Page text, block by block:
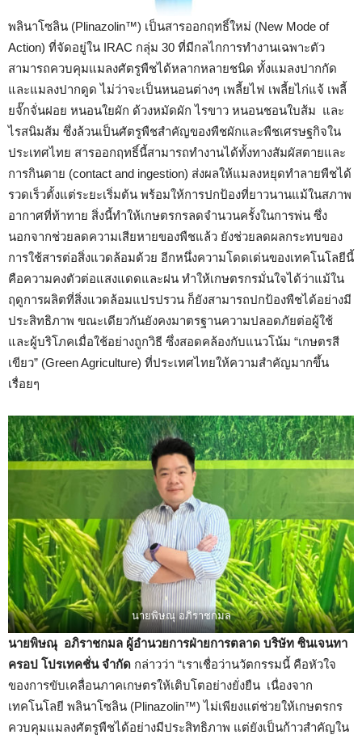
พลินาโซลิน (Plinazolin™) เป็นสารออกฤทธิ์ใหม่ (New Mode of
Action) ที่จัดอยู่ใน IRAC กลุ่ม 30 ที่มีกลไกการทำงานเฉพาะตัว
สามารถควบคุมแมลงศัตรูพืชได้หลากหลายชนิด ทั้งแมลงปากกัด
และแมลงปากดูด ไม่ว่าจะเป็นหนอนต่างๆ เพลี้ยไฟ เพลี้ยไก่แจ้ เพลี้
ยจั๊กจั่นฝอย หนอนใยผัก ด้วงหมัดผัก ไรขาว หนอนชอนใบส้ม และ
ไรสนิมส้ม ซึ่งล้วนเป็นศัตรูพืชสำคัญของพืชผักและพืชเศรษฐกิจใน
ประเทศไทย สารออกฤทธิ์นี้สามารถทำงานได้ทั้งทางสัมผัสตายและ
การกินตาย (contact and ingestion) ส่งผลให้แมลงหยุดทำลายพืชได้
รวดเร็วตั้งแต่ระยะเริ่มต้น พร้อมให้การปกป้องที่ยาวนานแม้ในสภาพ
อากาศที่ท้าทาย สิ่งนี้ทำให้เกษตรกรลดจำนวนครั้งในการพ่น ซึ่ง
นอกจากช่วยลดความเสียหายของพืชแล้ว ยังช่วยลดผลกระทบของ
การใช้สารต่อสิ่งแวดล้อมด้วย อีกหนึ่งความโดดเด่นของเทคโนโลยีนี้
คือความคงตัวต่อแสงแดดและฝน ทำให้เกษตรกรมั่นใจได้ว่าแม้ใน
ฤดูการผลิตที่สิ่งแวดล้อมแปรปรวน ก็ยังสามารถปกป้องพืชได้อย่างมี
ประสิทธิภาพ ขณะเดียวกันยังคงมาตรฐานความปลอดภัยต่อผู้ใช้
และผู้บริโภคเมื่อใช้อย่างถูกวิธี ซึ่งสอดคล้องกับแนวโน้ม “เกษตรสี
เขียว” (Green Agriculture) ที่ประเทศไทยให้ความสำคัญมากขึ้น
เรื่อยๆ
นายพิษณุ อภิราชกมล
นายพิษณุ อภิราชกมล ผู้อำนวยการฝ่ายการตลาด บริษัท ซินเจนทา
ครอป โปรเทคชั่น จํากัด กล่าวว่า “เราเชื่อว่านวัตกรรมนี้ คือหัวใจ
ของการขับเคลื่อนภาคเกษตรให้เติบโตอย่างยั่งยืน เนื่องจาก
เทคโนโลยี พลินาโซลิน (Plinazolin™) ไม่เพียงแต่ช่วยให้เกษตรกร
ควบคุมแมลงศัตรูพืชได้อย่างมีประสิทธิภาพ แต่ยังเป็นก้าวสำคัญใน